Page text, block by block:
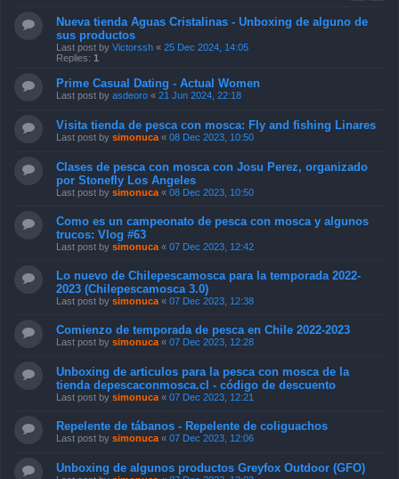
Nueva tienda Aguas Cristalinas - Unboxing de alguno de
sus productos
Last post by Victorssh « 25 Dec 2024, 14:05
Replies: 1
Prime Сasual Dating - Actual Women
Last post by asdeoro « 21 Jun 2024, 22:18
Visita tienda de pesca con mosca: Fly and fishing Linares
Last post by simonuca « 08 Dec 2023, 10:50
Clases de pesca con mosca con Josu Perez, organizado
por Stonefly Los Angeles
Last post by simonuca « 08 Dec 2023, 10:50
Como es un campeonato de pesca con mosca y algunos
trucos: Vlog #63
Last post by simonuca « 07 Dec 2023, 12:42
Lo nuevo de Chilepescamosca para la temporada 2022-
2023 (Chilepescamosca 3.0)
Last post by simonuca « 07 Dec 2023, 12:38
Comienzo de temporada de pesca en Chile 2022-2023
Last post by simonuca « 07 Dec 2023, 12:28
Unboxing de articulos para la pesca con mosca de la
tienda depescaconmosca.cl - código de descuento
Last post by simonuca « 07 Dec 2023, 12:21
Repelente de tábanos - Repelente de coliguachos
Last post by simonuca « 07 Dec 2023, 12:06
Unboxing de algunos productos Greyfox Outdoor (GFO)